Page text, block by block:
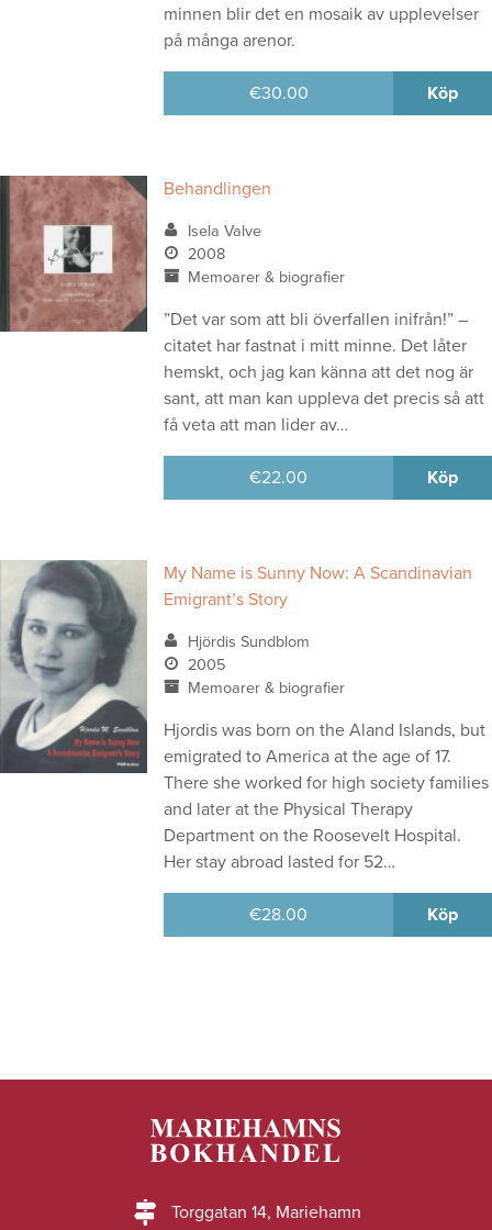
minnen blir det en mosaik av upplevelser
på många arenor.
€30.00 Köp
Behandlingen
Isela Valve
2008
Memoarer & biografier
”Det var som att bli överfallen inifrån!” –
citatet har fastnat i mitt minne. Det låter
hemskt, och jag kan känna att det nog är
sant, att man kan uppleva det precis så att
få veta att man lider av…
€22.00 Köp
My Name is Sunny Now: A Scandinavian
Emigrant’s Story
Hjördis Sundblom
2005
Memoarer & biografier
Hjordis was born on the Aland Islands, but
emigrated to America at the age of 17.
There she worked for high society families
and later at the Physical Therapy
Department on the Roosevelt Hospital.
Her stay abroad lasted for 52…
€28.00 Köp
Torggatan 14, Mariehamn